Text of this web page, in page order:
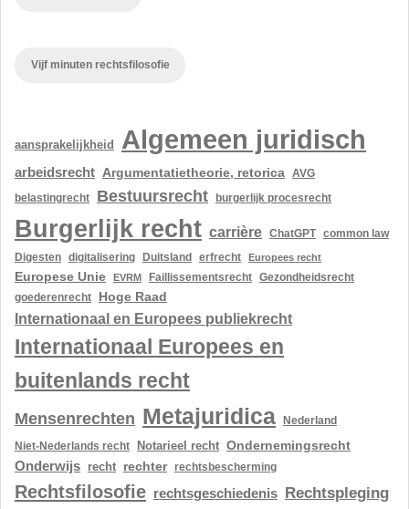
Vijf minuten rechtsfilosofie
aansprakelijkheid Algemeen juridisch
arbeidsrecht Argumentatietheorie, retorica AVG
belastingrecht Bestuursrecht burgerlijk procesrecht
Burgerlijk recht carrière ChatGPT common law
Digesten
digitalisering Duitsland erfrecht Europees recht
Europese Unie EVRM Faillissementsrecht
Gezondheidsrecht
goederenrecht
Hoge Raad
Internationaal en Europees publiekrecht
Internationaal Europees en
buitenlands recht
Mensenrechten Metajuridica
Nederland
Niet-Nederlands recht
Notarieel recht Ondernemingsrecht
Onderwijs recht rechter rechtsbescherming
Rechtsfilosofie rechtsgeschiedenis Rechtspleging